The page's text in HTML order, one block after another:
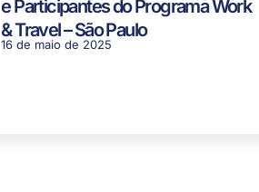
e Participantes do Programa Work
& Travel – São Paulo
16 de maio de 2025